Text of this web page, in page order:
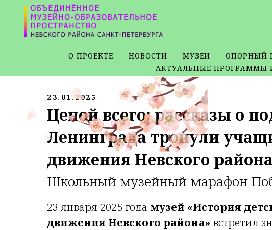
О ПРОЕКТЕ НОВОСТИ МУЗЕИ ОПОРНЫЙ
АКТУАЛЬНЫЕ ПРОГРАММЫ
23.01.2025
Ценой всего: рассказы о
Ленинграда тронули
движения Невского
Школьный музейный марафон
23 января 2025 года музей «История
движения Невского района» встретил